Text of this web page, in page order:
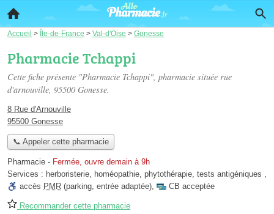
Accueil > Île-de-France > Val-d'Oise > Gonesse
Pharmacie Tchappi
Cette fiche présente "Pharmacie Tchappi", pharmacie située rue
d'arnouville, 95500 Gonesse.
8 Rue d'Arnouville
95500 Gonesse
📞 Appeler cette pharmacie
Pharmacie - Fermée, ouvre demain à 9h
Services : herboristerie, homéopathie, phytothérapie, tests antigéniques ,
accès PMR (parking, entrée adaptée), CB acceptée
Recommander cette pharmacie